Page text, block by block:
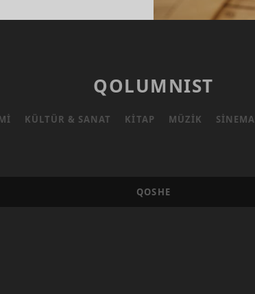
QOLUMNIST
KÜLTÜR & SANAT KITAP MÜZIK SINEMA
QOSHE